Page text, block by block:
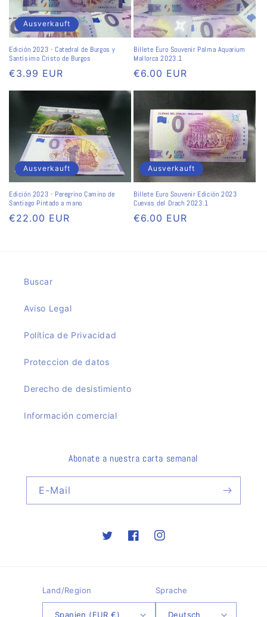
Ausverkauft
Edición 2023 - Catedral de Burgos y
Santísimo Cristo de Burgos
Normaler
€3.99 EUR
Billete Euro Souvenir Palma Aquarium
Mallorca 2023.1
Normaler
€6.00 EUR
Ausverkauft
Edición 2023 - Peregrino Camino de
Santiago Pintado a mano
Normaler
€22.00 EUR
Ausverkauft
Billete Euro Souvenir Edición 2023
Cuevas del Drach 2023.1
Normaler
€6.00 EUR
Buscar
Aviso Legal
Política de Privacidad
Proteccion de datos
Derecho de desistimiento
Información comercial
Abonate a nuestra carta semanal
E-Mail
TwitterFacebookInstagram
Land/Region
Spanien (EUR €)
Sprache
Deutsch